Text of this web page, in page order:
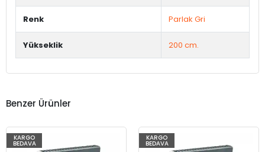
Renk Parlak Gri
Yükseklik 200 cm.
Benzer Ürünler
KARGO
BEDAVA
KARGO
BEDAVA